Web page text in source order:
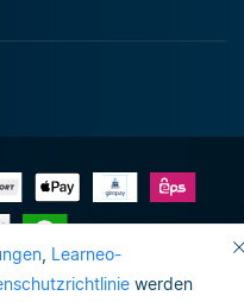
, Learneo-
werden